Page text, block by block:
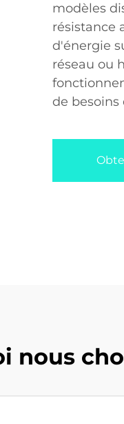
modèles
résistance
d'énergie
réseau ou
de besoins
nous